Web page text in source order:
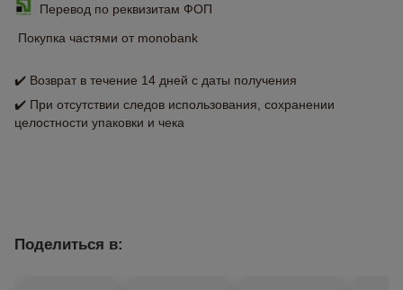
Перевод по реквизитам ФОП
Покупка частями от monobank
✔️ Возврат в течение 14 дней с даты получения
✔️ При отсутствии следов использования, сохранении
целостности упаковки и чека
Поделиться в: